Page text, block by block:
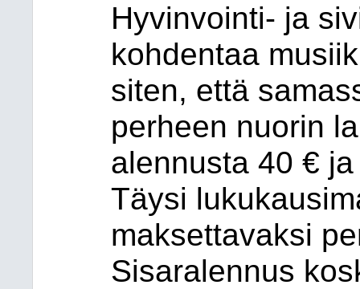
Hyvinvointi- ja
kohdentaa
siten, että
perheen nuorin
alennusta 40 €
Täysi
maksettavaksi
Sisaralennus